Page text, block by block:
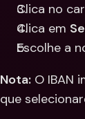
Clica no
Clica em
Escolhe a
Nota: O IBAN
que